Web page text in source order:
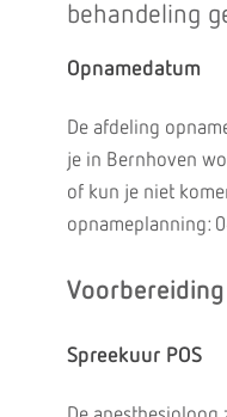
behandeling
Opnamedatum
De afdeling
je in Bernhoven
of kun je niet
opnameplanning:
Spreekuur POS